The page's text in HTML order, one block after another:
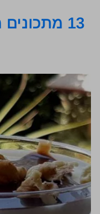
13 מתכונים מומלצים עם טורטיה